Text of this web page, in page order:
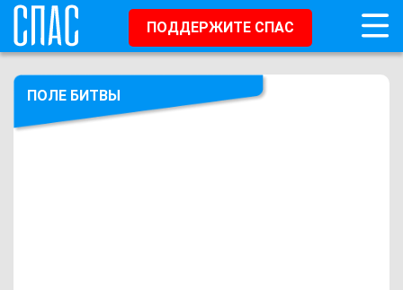
ПОДДЕРЖИТЕ СПАС
ПОЛЕ БИТВЫ